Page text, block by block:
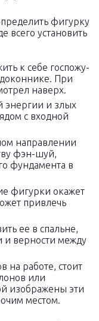
фигурку
всего установить
к себе госпожу-
При
наверх.
энергии и злых
с входной
направлении
фэн-шуй,
фундамента в
фигурки окажет
привлечь
ее в спальне,
и верности между
на работе, стоит
или
изображены эти
местом.